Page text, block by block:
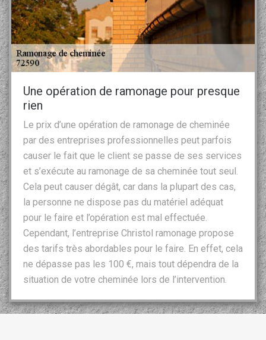
Une opération de ramonage pour presque
rien
Le prix d’une opération de ramonage de cheminée
par des entreprises professionnelles peut parfois
causer le fait que le client se passe de ses services
et s’exécute au ramonage de sa cheminée tout seul.
Cela peut causer dégât, car dans la plupart des cas,
la personne ne dispose pas du matériel adéquat
pour le faire et l’opération est mal effectuée.
Cependant, l’entreprise Christol ramonage propose
des tarifs très abordables pour le faire. En effet, cela
ne dépasse pas les 100 €, mais tout dépendra de la
situation de votre cheminée lors de l’intervention.